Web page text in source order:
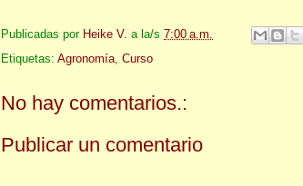
Publicadas por Heike V. a la/s 7:00 a.m.
Etiquetas: Agronomía, Curso
No hay comentarios.:
Publicar un comentario